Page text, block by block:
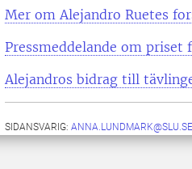
Mer om Alejandro Ruetes
Pressmeddelande om
Alejandros bidrag till
SIDANSVARIG: ANNA.LUNDMARK@SLU.SE